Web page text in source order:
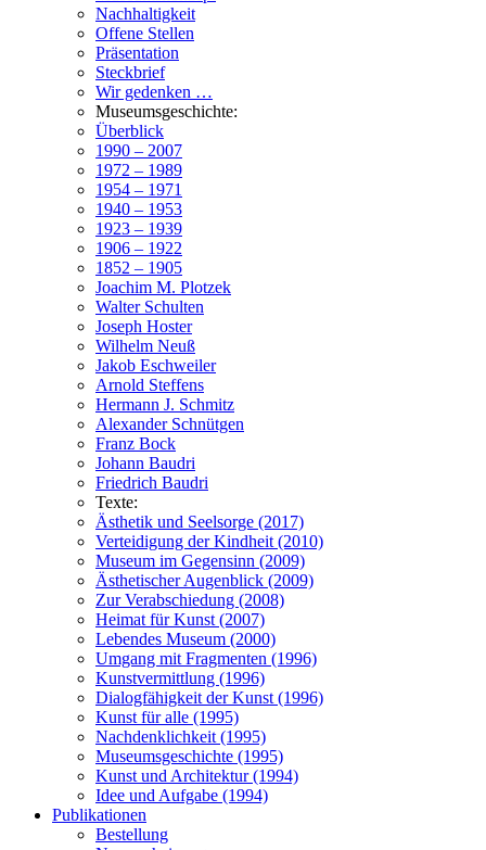
Nachhaltigkeit
Offene Stellen
Präsentation
Steckbrief
Wir gedenken …
Museumsgeschichte:
Überblick
1990 – 2007
1972 – 1989
1954 – 1971
1940 – 1953
1923 – 1939
1906 – 1922
1852 – 1905
Joachim M. Plotzek
Walter Schulten
Joseph Hoster
Wilhelm Neuß
Jakob Eschweiler
Arnold Steffens
Hermann J. Schmitz
Alexander Schnütgen
Franz Bock
Johann Baudri
Friedrich Baudri
Texte:
Ästhetik und Seelsorge (2017)
Verteidigung der Kindheit (2010)
Museum im Gegensinn (2009)
Ästhetischer Augenblick (2009)
Zur Verabschiedung (2008)
Heimat für Kunst (2007)
Lebendes Museum (2000)
Umgang mit Fragmenten (1996)
Kunstvermittlung (1996)
Dialogfähigkeit der Kunst (1996)
Kunst für alle (1995)
Nachdenklichkeit (1995)
Museumsgeschichte (1995)
Kunst und Architektur (1994)
Idee und Aufgabe (1994)
Publikationen
Bestellung